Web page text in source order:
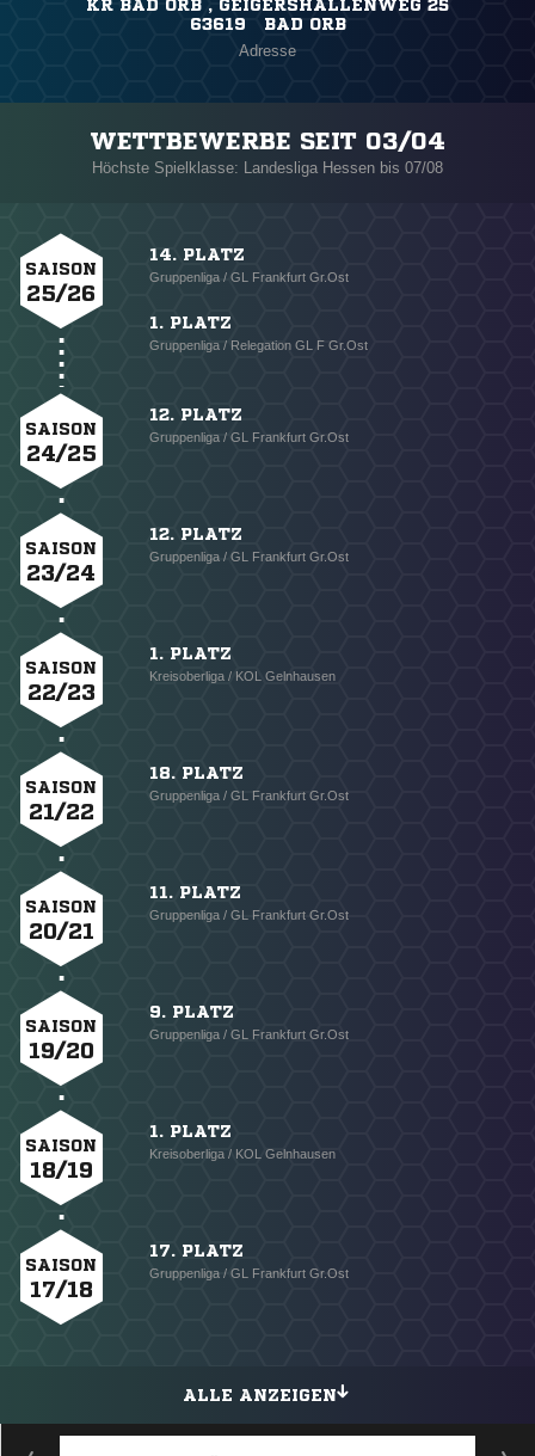
KR BAD ORB , GEIGERSHALLENWEG 25
63619 BAD ORB
Adresse
WETTBEWERBE SEIT 03/04
Höchste Spielklasse: Landesliga Hessen bis 07/08
SAISON
25/26
14. PLATZ
Gruppenliga / GL Frankfurt Gr.Ost
1. PLATZ
Gruppenliga / Relegation GL F Gr.Ost
SAISON
24/25
12. PLATZ
Gruppenliga / GL Frankfurt Gr.Ost
SAISON
23/24
12. PLATZ
Gruppenliga / GL Frankfurt Gr.Ost
SAISON
22/23
1. PLATZ
Kreisoberliga / KOL Gelnhausen
SAISON
21/22
18. PLATZ
Gruppenliga / GL Frankfurt Gr.Ost
SAISON
20/21
11. PLATZ
Gruppenliga / GL Frankfurt Gr.Ost
SAISON
19/20
9. PLATZ
Gruppenliga / GL Frankfurt Gr.Ost
SAISON
18/19
1. PLATZ
Kreisoberliga / KOL Gelnhausen
SAISON
17/18
17. PLATZ
Gruppenliga / GL Frankfurt Gr.Ost
ALLE ANZEIGEN